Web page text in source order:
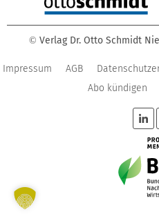
© Verlag Dr. Otto Schmidt
Impressum AGB
Abo kündigen